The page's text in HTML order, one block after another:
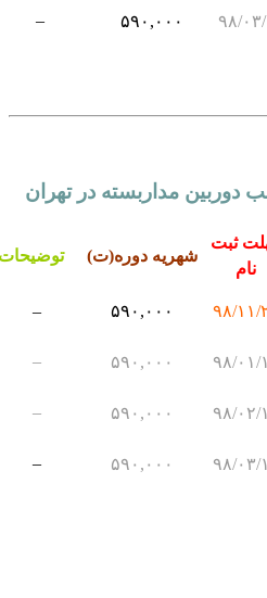
۰۹ ۵۹۰,۰۰۰
مداربسته در تهران
ثبت
نام
شهریه دوره(ت) توضیحات
۲۵ ۵۹۰,۰۰۰
۱۵ ۵۹۰,۰۰۰
۱۵ ۵۹۰,۰۰۰
۱۵ ۵۹۰,۰۰۰